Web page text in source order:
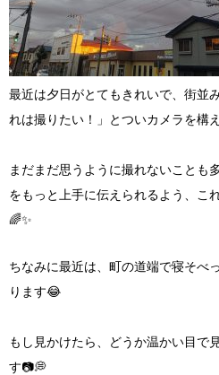
最近は夕日がとてもきれいで、街並
れは撮りたい！」とついカメラを構
まだまだ思うように撮れないことも
をもっと上手に伝えられるよう、こ
🌈✨
ちなみに最近は、町の道端で寝そべ
ります😂
もし見かけたら、どうか温かい目で
す📷💭